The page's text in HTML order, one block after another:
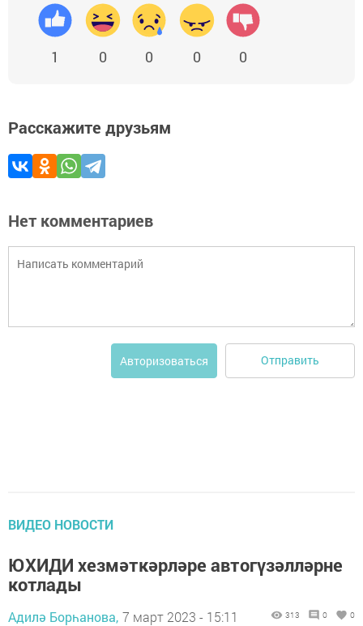
1 0 0 0 0
Расскажите друзьям
Нет комментариев
Авторизоваться Отправить
ВИДЕО НОВОСТИ
ЮХИДИ хезмәткәрләре автогүзәлләрне
котлады
Адилә Борһанова, 7 март 2023 - 15:11 313 0 0